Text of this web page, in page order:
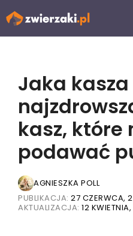
Przejdź
Jaka
kasz, które
podawać
AGNIESZKA POLL
PUBLIKACJA: 27 CZERWCA,
AKTUALIZACJA: 12